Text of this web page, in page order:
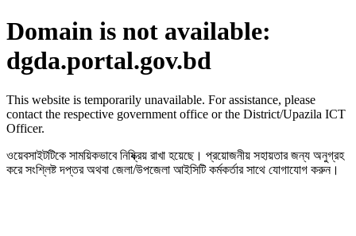
Domain is not available:
dgda.portal.gov.bd
This website is temporarily unavailable. For assistance, please
contact the respective government office or the District/Upazila ICT
Officer.
ওয়েবসাইটটিকে সাময়িকভাবে নিষ্ক্রিয় রাখা হয়েছে। প্রয়োজনীয় সহায়তার জন্য অনুগ্রহ
করে সংশ্লিষ্ট দপ্তর অথবা জেলা/উপজেলা আইসিটি কর্মকর্তার সাথে যোগাযোগ করুন।